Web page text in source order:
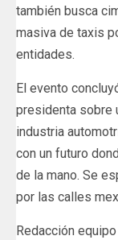
también busca
masiva de taxis
entidades.
El evento
presidenta sobre
industria
con un futuro
de la mano. Se
por las calles
Redacción